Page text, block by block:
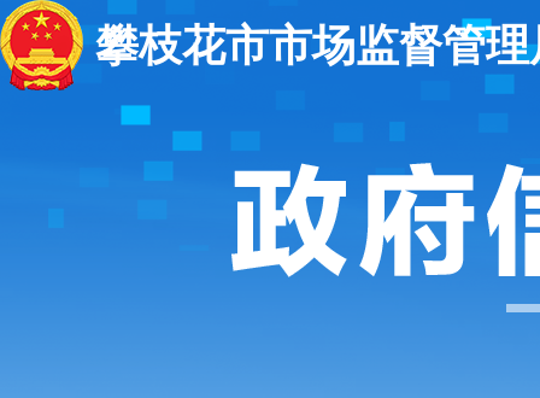
攀枝花市市场监督管理